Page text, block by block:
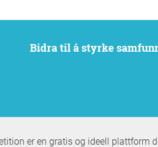
Bidra til å styrke
er en gratis og ideell plattform